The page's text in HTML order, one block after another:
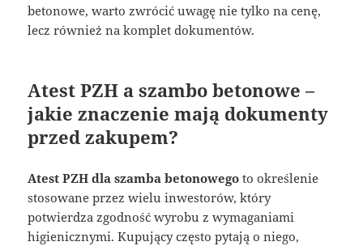
betonowe, warto zwrócić uwagę nie tylko na cenę,
lecz również na komplet dokumentów.
Atest PZH a szambo betonowe –
jakie znaczenie mają dokumenty
przed zakupem?
Atest PZH dla szamba betonowego to określenie
stosowane przez wielu inwestorów, który
potwierdza zgodność wyrobu z wymaganiami
higienicznymi. Kupujący często pytają o niego,